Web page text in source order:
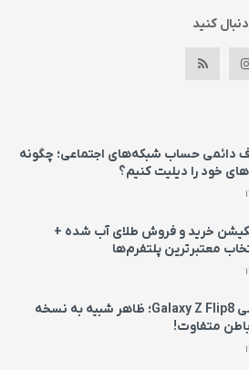
کنید
دائمی حساب شبکه‌های اجتماعی؛ چگونه
خود را دیلیت کنیم؟
خرید و فروش طلای آب شده +
معتبرترین پلتفرم‌ها
بررسی گوشی Galaxy Z Flip8؛ ظاهر شبیه به نسخه
باطن متفاوت!